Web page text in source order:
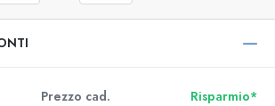
Prezzo cad.
Risparmio*